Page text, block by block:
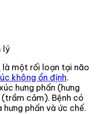
là một rối loạn tại não
không ổn định.
hưng phấn (hưng
cảm). Bệnh có
phấn và ức chế.